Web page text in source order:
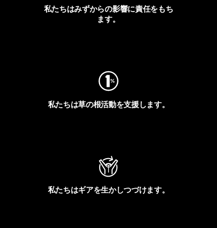
私たちはみずからの影響に責任をもち
ます。
私たちは草の根活動を支援します。
私たちはギアを生かしつづけます。